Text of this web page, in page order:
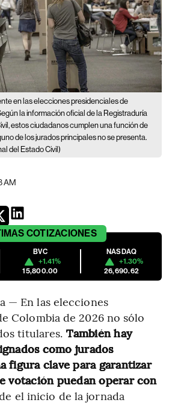
en las elecciones presidenciales de
la información oficial de la Registraduría
estos ciudadanos cumplen una función de
de los jurados principales no se presenta.
del Estado Civil)
AM
COTIZACIONES
BVC
+1.41%
15,800.00
NASDAQ
+1.30%
26,690.62
— En las elecciones
Colombia de 2026 no sólo
titulares. También hay
como jurados
figura clave para garantizar
votación puedan operar con
el inicio de la jornada